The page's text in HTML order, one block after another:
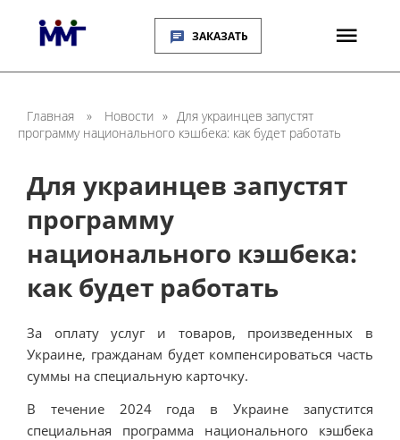
ЗАКАЗАТЬ
Главная » Новости » Для украинцев запустят
программу национального кэшбека: как будет работать
Для украинцев запустят
программу
национального кэшбека:
как будет работать
За оплату услуг и товаров, произведенных в
Украине, гражданам будет компенсироваться часть
суммы на специальную карточку.
В течение 2024 года в Украине запустится
специальная программа национального кэшбека